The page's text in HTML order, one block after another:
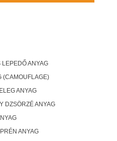
LEPEDŐ ANYAG
(CAMOUFLAGE)
ANYAG
DZSÖRZÉ ANYAG
ANYAG